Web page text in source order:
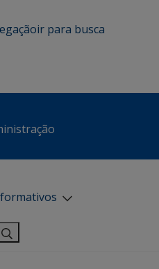
ir para busca